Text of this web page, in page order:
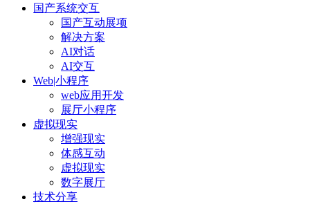
国产系统交互
国产互动展项
解决方案
AI对话
AI交互
Web|小程序
web应用开发
展厅小程序
虚拟现实
增强现实
体感互动
虚拟现实
数字展厅
技术分享